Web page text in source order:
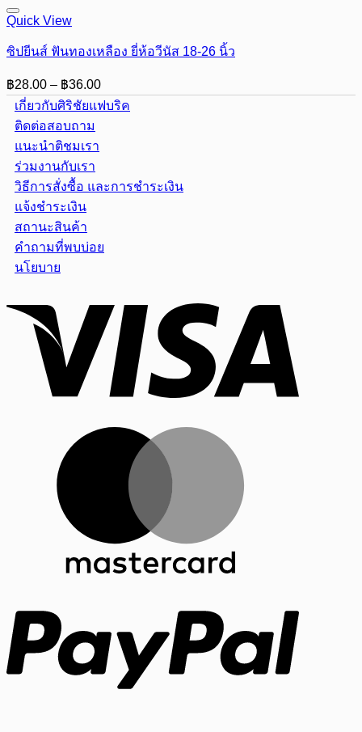
Quick View
ซิปยีนส์ ฟันทองเหลือง ยี่ห้อวีนัส 18-26 นิ้ว
฿28.00 – ฿36.00Price
range:
฿28.00
เกี่ยวกับศิริชัยแฟบริค
ติดต่อสอบถาม
แนะนำติชมเรา
ร่วมงานกับเรา
วิธีการสั่งซื้อ และการชำระเงิน
แจ้งชำระเงิน
สถานะสินค้า
คำถามที่พบบ่อย
นโยบาย